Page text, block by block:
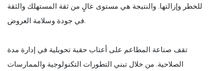
للخطر وإزالتها. والنتيجة هي مستوى عالٍ من ثقة المستهلك والثقة
في جودة وسلامة العروض.
تقف صناعة المطاعم على أعتاب حقبة تحويلية في إدارة مدة
الصلاحية. من خلال تبني التطورات التكنولوجية والممارسات